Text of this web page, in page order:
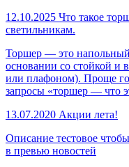
12.10.2025 Что такое
светильникам.
Торшер — это
основании со стойкой и
или плафоном). Проще
запросы «торшер — что
13.07.2020 Акции лета!
Описание тестовое
в превью новостей